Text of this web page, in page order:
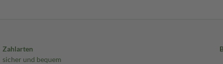
Zahlarten
sicher und bequem